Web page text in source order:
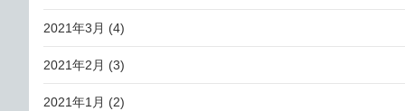
2021年3月 (4)
2021年2月 (3)
2021年1月 (2)